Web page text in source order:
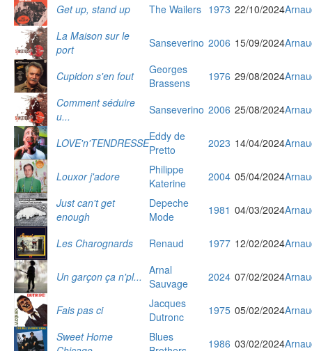
Get up, stand up The Wailers 1973 22/10/2024
La Maison sur le
port
Sanseverino 2006 15/09/2024
Cupidon s'en fout
Georges
Brassens
1976 29/08/2024
Comment séduire
u...
Sanseverino 2006 25/08/2024
LOVE'n'TENDRESSEEddy de
Pretto
2023 14/04/2024
Louxor j'adore
Philippe
Katerine
2004 05/04/2024
Just can't get
enough
Depeche
Mode
1981 04/03/2024
Les Charognards Renaud 1977 12/02/2024
Un garçon ça n'pl... Arnal
Sauvage
2024 07/02/2024
Fais pas ci
Jacques
Dutronc
1975 05/02/2024
Sweet Home
Blues
1986 03/02/2024